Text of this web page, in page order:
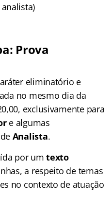
: Prova
eliminatório e
no mesmo dia da
exclusivamente para
e algumas
Analista.
por umtexto
a respeito de temas
no contexto de atuação